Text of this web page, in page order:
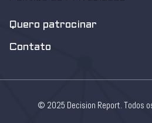
Quero patrocinar
Contato
© 2025 Decision Report. Todos